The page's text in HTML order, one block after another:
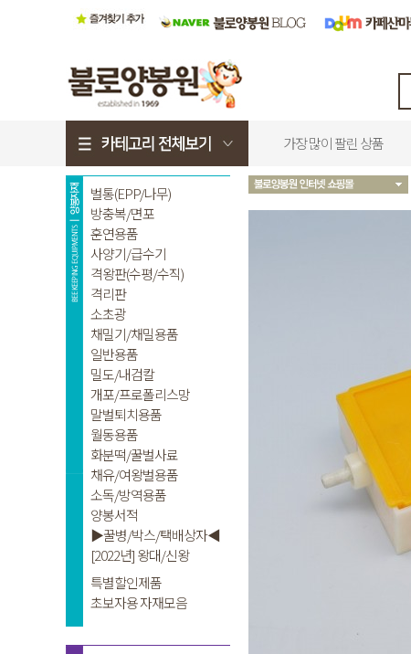
가장 많이 팔린 상품